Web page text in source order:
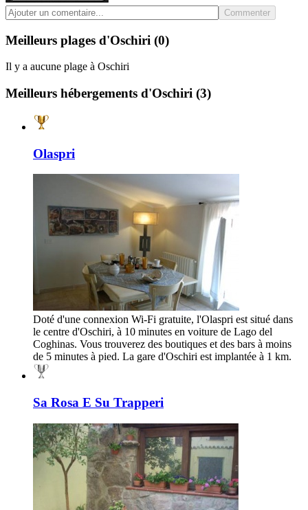
Commenter
Meilleurs plages d'Oschiri (0)
Il y a aucune plage à Oschiri
Meilleurs hébergements d'Oschiri (3)
Olaspri
Doté d'une connexion Wi-Fi gratuite, l'Olaspri est situé dans
le centre d'Oschiri, à 10 minutes en voiture de Lago del
Coghinas. Vous trouverez des boutiques et des bars à moins
de 5 minutes à pied. La gare d'Oschiri est implantée à 1 km.
Sa Rosa E Su Trapperi